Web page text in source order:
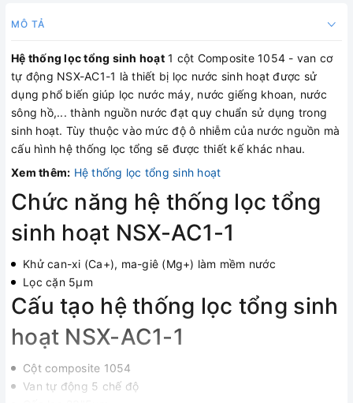
MÔ TẢ
Hệ thống lọc tổng sinh hoạt1 cột Composite 1054 - van cơ
tự động NSX-AC1-1 là thiết bị lọc nước sinh hoạt được sử
dụng phổ biến giúp lọc nước máy, nước giếng khoan, nước
sông hồ,... thành nguồn nước đạt quy chuẩn sử dụng trong
sinh hoạt. Tùy thuộc vào mức độ ô nhiễm của nước nguồn mà
cấu hình hệ thống lọc tổng sẽ được thiết kế khác nhau.
Xem thêm: Hệ thống lọc tổng sinh hoạt
Chức năng hệ thống lọc tổng
sinh hoạt NSX-AC1-1
Khử can-xi (Ca+), ma-giê (Mg+) làm mềm nước
Lọc cặn 5µm
Cấu tạo hệ thống lọc tổng sinh
hoạt NSX-AC1-1
Cột composite 1054
Van tự động 5 chế độ